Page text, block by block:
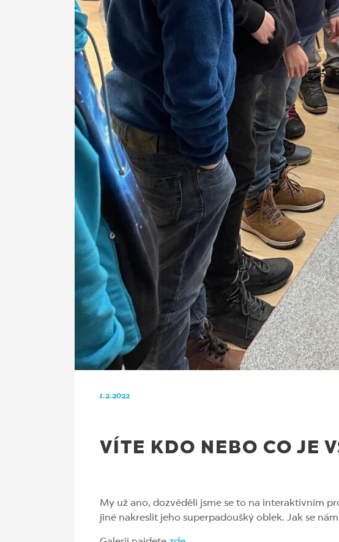
1.2.2022
VÍTE KDO NEBO CO JE
My už ano, dozvěděli jsme se to na interaktivním
jiné nakreslit jeho superpadoušký oblek. Jak se